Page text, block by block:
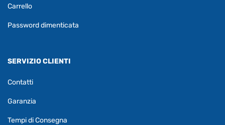
Carrello
Password dimenticata
SERVIZIO CLIENTI
Contatti
Garanzia
Tempi di Consegna